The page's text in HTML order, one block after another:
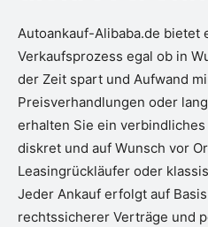
Autoankauf-Alibaba.de
Verkaufsprozess egal ob in
der Zeit spart und Aufwand
Preisverhandlungen oder
erhalten Sie ein
diskret und auf Wunsch vor
Leasingrückläufer oder
Jeder Ankauf erfolgt auf
rechtssicherer Verträge und